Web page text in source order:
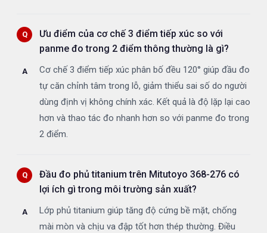
Ưu điểm của cơ chế 3 điểm tiếp xúc so với
panme đo trong 2 điểm thông thường là gì?
Cơ chế 3 điểm tiếp xúc phân bố đều 120° giúp đầu đo
tự căn chỉnh tâm trong lỗ, giảm thiểu sai số do người
dùng định vị không chính xác. Kết quả là độ lặp lại cao
hơn và thao tác đo nhanh hơn so với panme đo trong
2 điểm.
Đầu đo phủ titanium trên Mitutoyo 368-276 có
lợi ích gì trong môi trường sản xuất?
Lớp phủ titanium giúp tăng độ cứng bề mặt, chống
mài mòn và chịu va đập tốt hơn thép thường. Điều